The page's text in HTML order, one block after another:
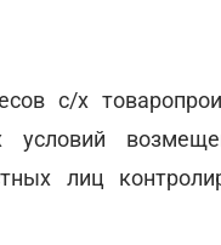
с/х
условий
лиц